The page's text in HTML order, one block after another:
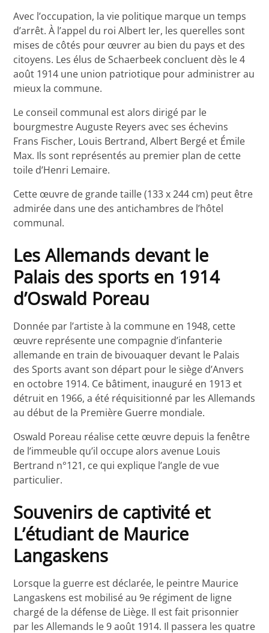
Avec l’occupation, la vie politique marque un temps
d’arrêt. À l’appel du roi Albert Ier, les querelles sont
mises de côtés pour œuvrer au bien du pays et des
citoyens. Les élus de Schaerbeek concluent dès le 4
août 1914 une union patriotique pour administrer au
mieux la commune.
Le conseil communal est alors dirigé par le
bourgmestre Auguste Reyers avec ses échevins
Frans Fischer, Louis Bertrand, Albert Bergé et Émile
Max. Ils sont représentés au premier plan de cette
toile d’Henri Lemaire.
Cette œuvre de grande taille (133 x 244 cm) peut être
admirée dans une des antichambres de l’hôtel
communal.
Les Allemands devant le
Palais des sports en 1914
d’Oswald Poreau
Donnée par l’artiste à la commune en 1948, cette
œuvre représente une compagnie d’infanterie
allemande en train de bivouaquer devant le Palais
des Sports avant son départ pour le siège d’Anvers
en octobre 1914. Ce bâtiment, inauguré en 1913 et
détruit en 1966, a été réquisitionné par les Allemands
au début de la Première Guerre mondiale.
Oswald Poreau réalise cette œuvre depuis la fenêtre
de l’immeuble qu’il occupe alors avenue Louis
Bertrand n°121, ce qui explique l’angle de vue
particulier.
Souvenirs de captivité et
L’étudiant de Maurice
Langaskens
Lorsque la guerre est déclarée, le peintre Maurice
Langaskens est mobilisé au 9e régiment de ligne
chargé de la défense de Liège. Il est fait prisonnier
par les Allemands le 9 août 1914. Il passera les quatre